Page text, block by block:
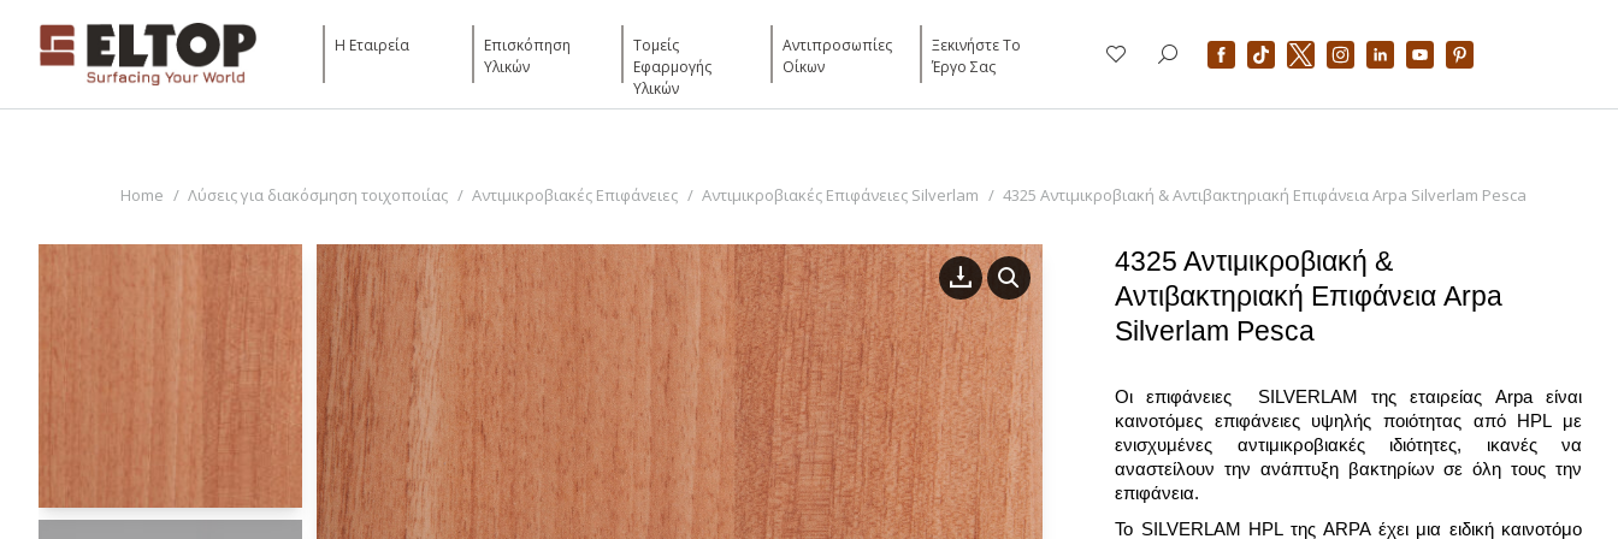
Η Εταιρεία
Επισκόπηση
Υλικών
Τομείς
Εφαρμογής
Υλικών
Αντιπροσωπίες
Οίκων
Ξεκινήστε Το
Έργο Σας
You are here:
Home Λύσεις για διακόσμηση τοιχοποιίας Αντιμικροβιακές Επιφάνειες Αντιμικροβιακές Επιφάνειες Silverlam 4325 Αντιμικροβιακή & Αντιβακτηριακή Επιφάνεια Arpa Silverlam Pesca
4325 Αντιμικροβιακή &
Αντιβακτηριακή Επιφάνεια Arpa
Silverlam Pesca
Οι επιφάνειες SILVERLAM της εταιρείας Arpa είναι
καινοτόμες επιφάνειες υψηλής ποιότητας από HPL με
ενισχυμένες αντιμικροβιακές ιδιότητες, ικανές να
αναστείλουν την ανάπτυξη βακτηρίων σε όλη τους την
επιφάνεια.
Το SILVERLAM HPL της ARPA έχει μια ειδική καινοτόμο